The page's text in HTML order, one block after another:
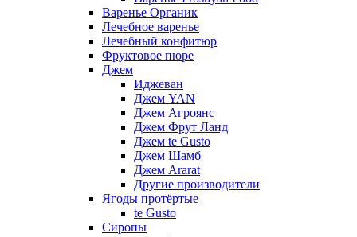
Варенье Органик
Лечебное варенье
Лечебный конфитюр
Фруктовое пюре
Джем
Иджеван
Джем YAN
Джем Агроянс
Джем Фрут Ланд
Джем te Gusto
Джем Шамб
Джем Ararat
Другие производители
Ягоды протёртые
te Gusto
Сиропы